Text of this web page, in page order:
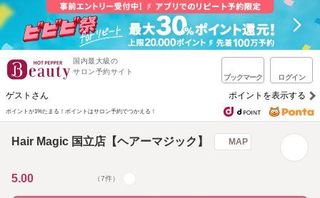
国内最大級の
サロン予約サイト
ブックマーク ログイン
ゲストさん ポイントを表示する
ポイントが1%たまる！ ポイントはサロン予約でつかえる！
Hair Magic 国立店【ヘアーマジック】 MAP
5.00 （7件）